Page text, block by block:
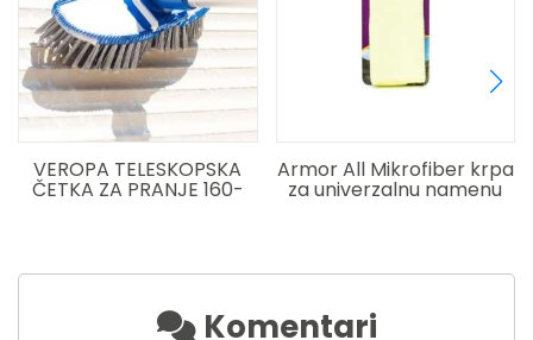
VEROPA TELESKOPSKA
ČETKA ZA PRANJE 160-
Armor All Mikrofiber krpa
za univerzalnu namenu
Komentari